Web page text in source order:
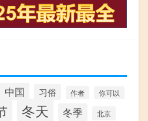
中国 习俗 作者 你可以
冬天 冬季 北京